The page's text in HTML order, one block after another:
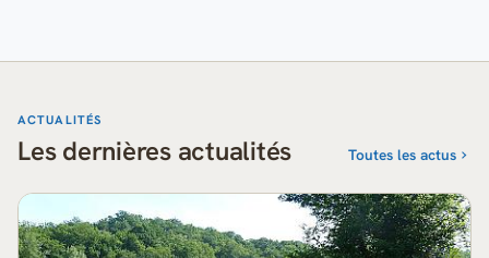
ACTUALITÉS
Les dernières actualités Toutes les actus